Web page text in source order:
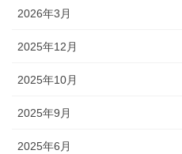
2026年3月
2025年12月
2025年10月
2025年9月
2025年6月